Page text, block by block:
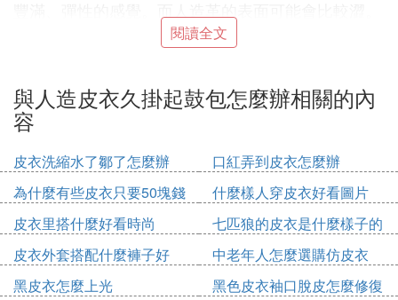
皮革是由天然蛋白質纖維構成的，具有三維空間的緊
密編織結構，其表面有一層特殊的粒面層。
『貳』 皮衣服掛起包了怎麼處理
您好！若您的衣服為
貴，護理程序較為繁瑣，皮衣服出現掛起包的情況，
建議您咨詢專業的洗衣店或者乾洗店處理。若您的皮
衣為PU皮皮衣，可以使用以下清洗和保養的方法：
皮衣應該嚴格按照標簽說明，使用專門的洗滌劑進行
清洗。
閱讀全文
與人造皮衣久掛起鼓包怎麼辦相關的內
容
皮衣洗縮水了鄒了怎麼辦
口紅弄到皮衣怎麼辦
為什麼有些皮衣只要50塊錢
什麼樣人穿皮衣好看圖片
皮衣里搭什麼好看時尚
七匹狼的皮衣是什麼樣子的
皮衣外套搭配什麼褲子好
中老年人怎麼選購仿皮衣
黑皮衣怎麼上光
黑色皮衣袖口脫皮怎麼修復